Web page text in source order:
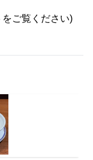
ご覧ください)